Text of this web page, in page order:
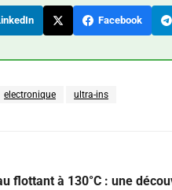
Facebook
electronique ultra-ins
flottant à 130°C : une